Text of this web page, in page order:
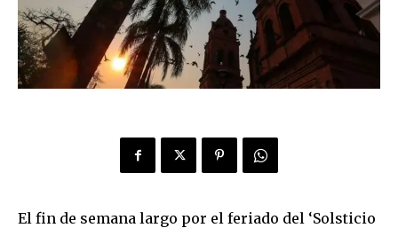
El fin de semana largo por el feriado del ‘Solsticio